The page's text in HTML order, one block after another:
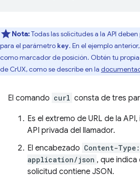
Nota:Todas las solicitudes a la API
para el parámetro key. En el ejemplo anterior,
como marcador de posición. Obtén tu propia
de CrUX, como se describe en la
El comando curl consta de tres
Es el extremo de URL de la
API privada del llamador.
El encabezado Content-Type:
application/json , que indica
solicitud contiene JSON.